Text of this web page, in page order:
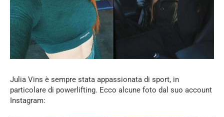
Julia Vins è sempre stata appassionata di sport, in
particolare di powerlifting. Ecco alcune foto dal suo account
Instagram: